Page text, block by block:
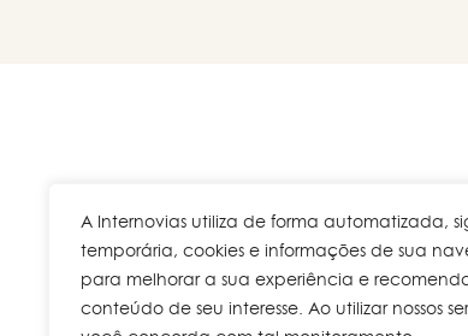
A Internovias utiliza de forma automatizada,
temporária, cookies e informações de sua
para melhorar a sua experiência e
conteúdo de seu interesse. Ao utilizar nossos